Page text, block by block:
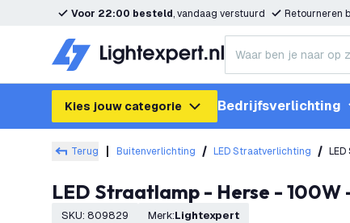
Voor 22:00 besteld, vandaag verstuurd Retourneren
Kies jouw categorie Bedrijfsverlichting
Terug Buitenverlichting LED Straatverlichting
LED Straatlamp - Herse -
SKU: 809829 Merk: Lightexpert